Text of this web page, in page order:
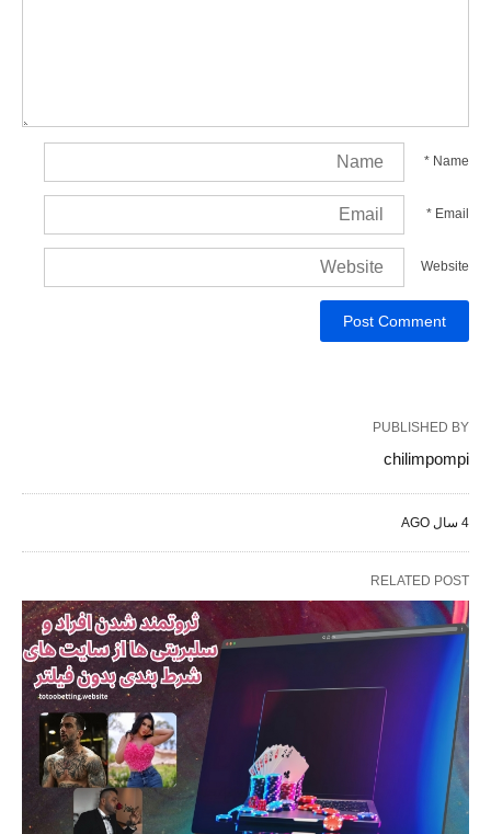
Name
*
Email
*
Website
PUBLISHED BY
chilimpompi
4 سال AGO
RELATED POST